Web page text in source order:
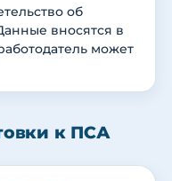
об
вносятся в
может
к ПСА